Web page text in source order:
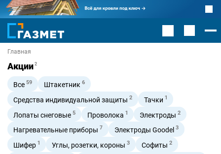
Главная
Акции2
Все 59 Штакетник 6
Средства индивидуальной защиты 2 Тачки 1
Лопаты снеговые 5 Проволока 1 Электроды 2
Нагревательные приборы 7 Электроды Goodel 3
Шифер 1 Углы, розетки, короны 3 Софиты 2